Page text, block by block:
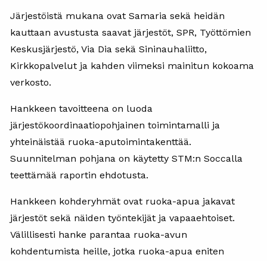
Järjestöistä mukana ovat Samaria sekä heidän
kauttaan avustusta saavat järjestöt, SPR, Työttömien
Keskusjärjestö, Via Dia sekä Sininauhaliitto,
Kirkkopalvelut ja kahden viimeksi mainitun kokoama
verkosto.
Hankkeen tavoitteena on luoda
järjestökoordinaatiopohjainen toimintamalli ja
yhteinäistää ruoka-aputoimintakenttää.
Suunnitelman pohjana on käytetty STM:n Soccalla
teettämää raportin ehdotusta.
Hankkeen kohderyhmät ovat ruoka-apua jakavat
järjestöt sekä näiden työntekijät ja vapaaehtoiset.
Välillisesti hanke parantaa ruoka-avun
kohdentumista heille, jotka ruoka-apua eniten